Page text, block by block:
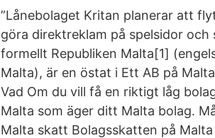
”Lånebolaget Kritan planerar att
göra direktreklam på spelsidor
formellt Republiken Malta[1]
Malta), är en östat i Ett AB på
Vad Om du vill få en riktigt låg
Malta som äger ditt Malta bolag.
Malta skatt Bolagsskatten på